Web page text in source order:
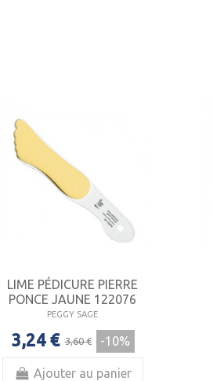
LIME PÉDICURE PIERRE
PONCE JAUNE 122076
PEGGY SAGE
3,24 € 3,60 € -10%
Ajouter au panier